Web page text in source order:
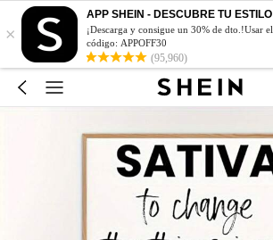
×
APP SHEIN - DESCUBRE TU ESTILO
¡Descarga y consigue un 30% de dto.!Usar el
código: APPOFF30
(95,960)